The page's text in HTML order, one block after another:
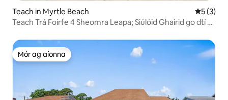
Teach in Myrtle Beach
5 (3)
Teach Trá Foirfe 4 Sheomra Leapa; Siúlóid Ghairid go dtí an
Mór ag aíonna
Mór ag aíonna